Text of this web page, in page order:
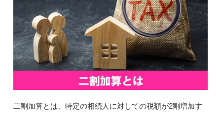
二割加算とは、特定の相続人に対しての税額が2割増加す